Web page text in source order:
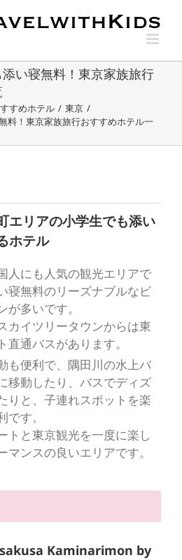
添い寝無料！東京家族旅行
すめホテル / 東京 /
料！東京家族旅行おすすめホテル一
エリアの小学生でも添い
ホテル
人にも人気の観光エリアで
寝無料のリーズナブルなビ
多いです。
カイツリータウンからは東
通バスがあります。
も便利で、隅田川の水上バ
移動したり、バスでディズ
りと、子連れスポットを楽
す。
トと東京観光を一度に楽し
ンスの良いエリアです。
Kaminarimon by